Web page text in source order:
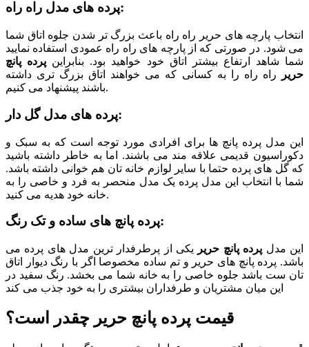
پرده های مدل راه راه:
انتخاب پارچه های حریر راه راه باعث بزرگ تر شدن جلوه اتاق شما
می شود. در صورتی که از پارچه های راه راه عمودی استفاده نمایید
شما شاهد ارتفاع بیشتر اتاق خود خواهید بود. بنابراین پرده پانچ
حریر
راه راه را به کسانی که می خواهند اتاق بزرگ تری داشته
باشند پیشنهاد می کنیم.
پرده های مدل گل دار:
این مدل پرده پانچ ها برای افرادی مورد توجه است که به سبک و
دکوراسیون قدیمی علاقه مند می باشند. اما به خاطر داشته باشید
که گل های پرده حتما با سایر لوازم خانه تان هم خوانی داشته باشد.
شما با انتخاب این مدل پرده یک مدل منحصر به فرد و خاصی را به
خانه خود هدیه می کنید.
پرده پانچ های ساده و تک رنگ:
این مدل پرده پانچ حریر
یکی از پرطرفدار ترین مدل های پرده می
باشد. پرده پانچ های حریر و تم ساده مخصوصا اگر با رنگ دیوار اتاق
تان ست باشد جلوه خاصی را به خانه شما می بخشد. رنگ سفید در
این میان مشتریان و طرفداران بیشتری را به خود جذب می کند
قیمت پرده پانچ حریر چقدر است؟